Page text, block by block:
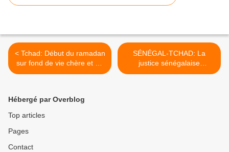
< Tchad: Début du ramadan
sur fond de vie chère et de
crise sociale
SÉNÉGAL-TCHAD: La
justice sénégalaise
confirme le procès
Hébergé par Overblog
Top articles
Pages
Contact